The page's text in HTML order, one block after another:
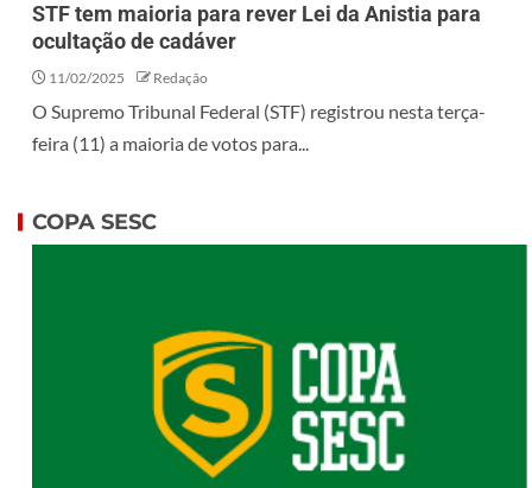
STF tem maioria para rever Lei da Anistia para
ocultação de cadáver
11/02/2025 Redação
O Supremo Tribunal Federal (STF) registrou nesta terça-
feira (11) a maioria de votos para...
COPA SESC